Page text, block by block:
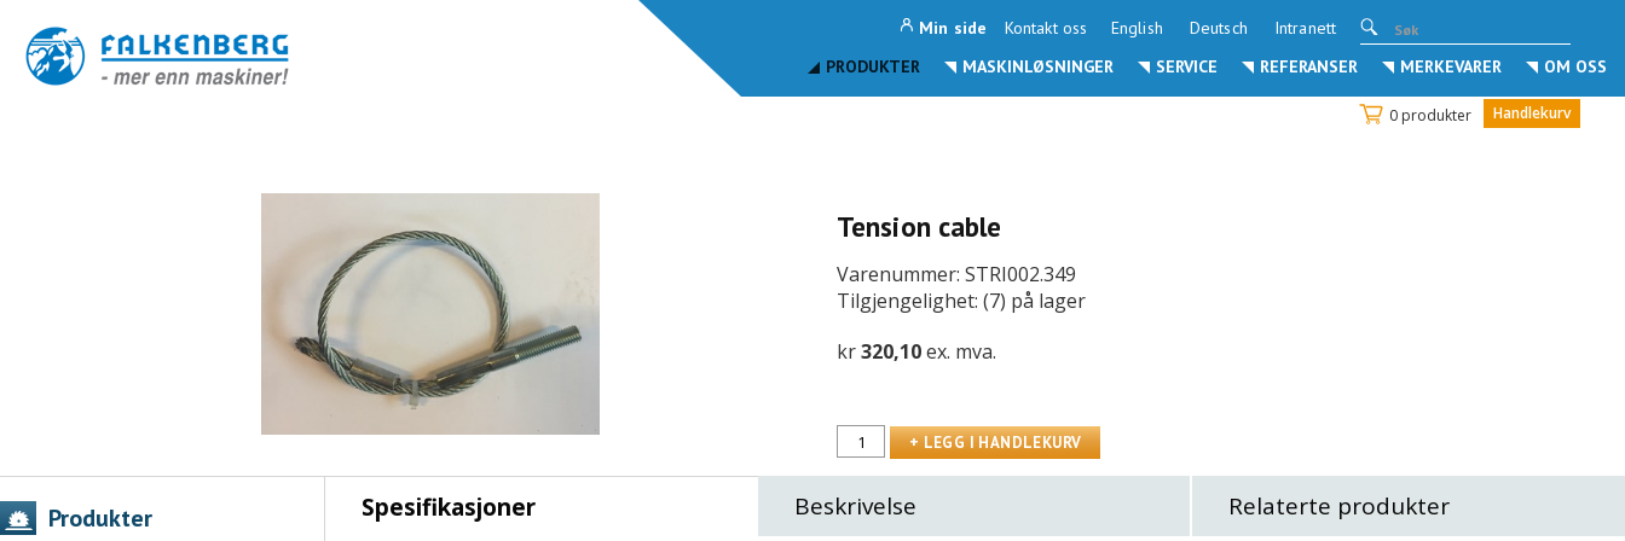
English Deutsch Intranett
Kontakt oss
Min side
PRODUKTER
MASKINLØSNINGER SERVICE REFERANSER MERKEVARER OM OSS
0 produkter Handlekurv
Tension cable
Varenummer: STRI002.349
Tilgjengelighet: (7) på lager
kr320,10ex. mva.
Produkter Spesifikasjoner Beskrivelse Relaterte produkter